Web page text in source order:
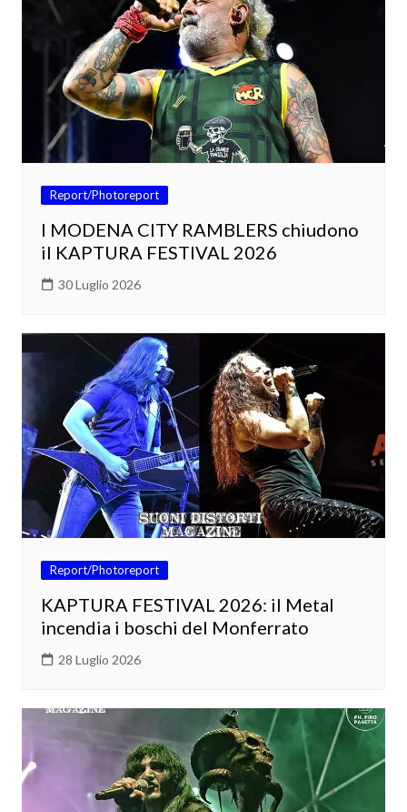
Report/Photoreport
I MODENA CITY RAMBLERS chiudono
il KAPTURA FESTIVAL 2026
30 Luglio 2026
Report/Photoreport
KAPTURA FESTIVAL 2026: il Metal
incendia i boschi del Monferrato
28 Luglio 2026